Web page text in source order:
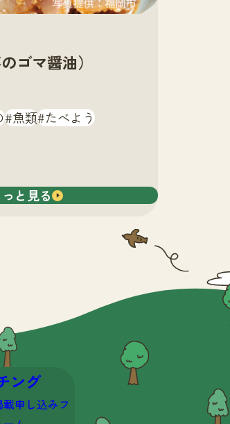
ゴマ醤油）
魚類 たべよう
と見る
ング
載申し込みフ